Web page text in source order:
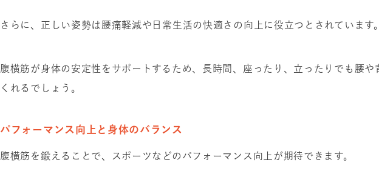
さらに、正しい姿勢は腰痛軽減や日常生活の快適さの向上に役立つとされています
腹横筋が身体の安定性をサポートするため、長時間、座ったり、立ったりでも腰や
くれるでしょう。
パフォーマンス向上と身体のバランス
腹横筋を鍛えることで、スポーツなどのパフォーマンス向上が期待できます。